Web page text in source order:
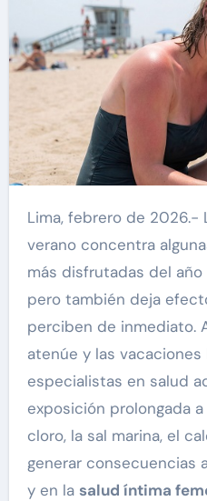
Lima, febrero de 2026.- La temporada de
verano concentra
más disfrutadas del
pero también deja
perciben de inmediato.
atenúe y las vacaciones
especialistas en salud
exposición prolongada
cloro, la sal marina, el
generar consecuencias
y en la salud íntima